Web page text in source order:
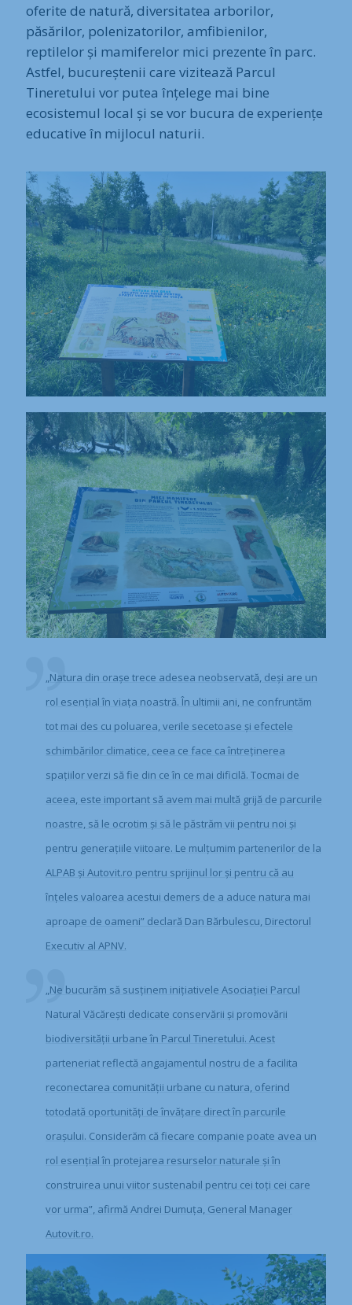
oferite de natură, diversitatea arborilor,
păsărilor, polenizatorilor, amfibienilor,
reptilelor și mamiferelor mici prezente în parc.
Astfel, bucureștenii care vizitează Parcul
Tineretului vor putea înțelege mai bine
ecosistemul local și se vor bucura de experiențe
educative în mijlocul naturii.
„Natura din orașe trece adesea neobservată, deși are un
rol esențial în viața noastră. În ultimii ani, ne confruntăm
tot mai des cu poluarea, verile secetoase și efectele
schimbărilor climatice, ceea ce face ca întreținerea
spațiilor verzi să fie din ce în ce mai dificilă. Tocmai de
aceea, este important să avem mai multă grijă de parcurile
noastre, să le ocrotim și să le păstrăm vii pentru noi și
pentru generațiile viitoare. Le mulțumim partenerilor de la
ALPAB și Autovit.ro pentru sprijinul lor și pentru că au
înțeles valoarea acestui demers de a aduce natura mai
aproape de oameni” declară Dan Bărbulescu, Directorul
Executiv al APNV.
„Ne bucurăm să susținem inițiativele Asociației Parcul
Natural Văcărești dedicate conservării și promovării
biodiversității urbane în Parcul Tineretului. Acest
parteneriat reflectă angajamentul nostru de a facilita
reconectarea comunității urbane cu natura, oferind
totodată oportunități de învățare direct în parcurile
orașului. Considerăm că fiecare companie poate avea un
rol esențial în protejarea resurselor naturale și în
construirea unui viitor sustenabil pentru cei toți cei care
vor urma”, afirmă Andrei Dumuța, General Manager
Autovit.ro.